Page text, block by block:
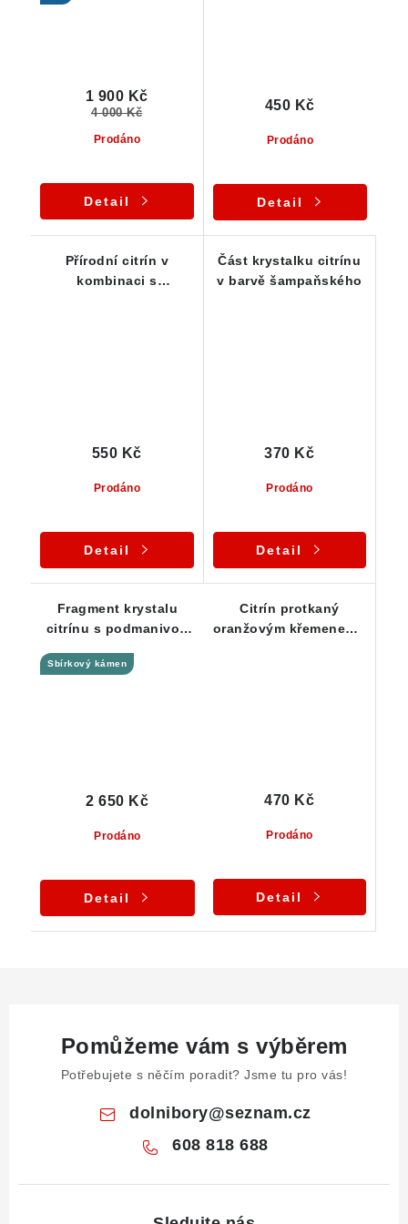
Prodáno
1 900 Kč
4 000 Kč
Detail
Prodáno
450 Kč
Detail
Přírodní citrín v
kombinaci s
Prodáno
550 Kč
Detail
Část krystalku citrínu
v barvě šampaňského
Prodáno
370 Kč
Detail
Fragment krystalu
citrínu s podmanivou
vysokou čistotou
Sbírkový kámen
Prodáno
2 650 Kč
Detail
Citrín protkaný
oranžovým křemenem -
Prodáno
470 Kč
Detail
Pomůžeme vám s výběrem
Potřebujete s něčím poradit? Jsme tu pro vás!
dolnibory@seznam.cz
608 818 688